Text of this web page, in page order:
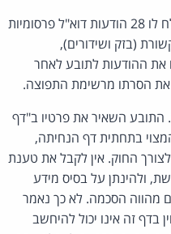
התובע טען כי הנתבע שלח לו 28 הודעות דוא"ל פרסומיות
30א לחוק התקשורת (בזק ושידורים),
שלח את ההודעות לתובע לאחר
הסרתו מרשימת התפוצה.
השאיר את פרטיו ב"דף
בתחתית דף הנחיתה,
החוק. אין לקבל את טענת
ולהינתן על בסיס מידע
מהווה הסכמה. לא כך נאמר
זה אינו יכול להיחשב